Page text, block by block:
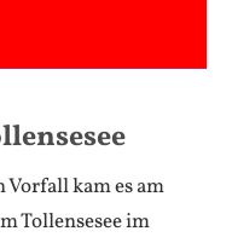
kam es am
Tollensesee im